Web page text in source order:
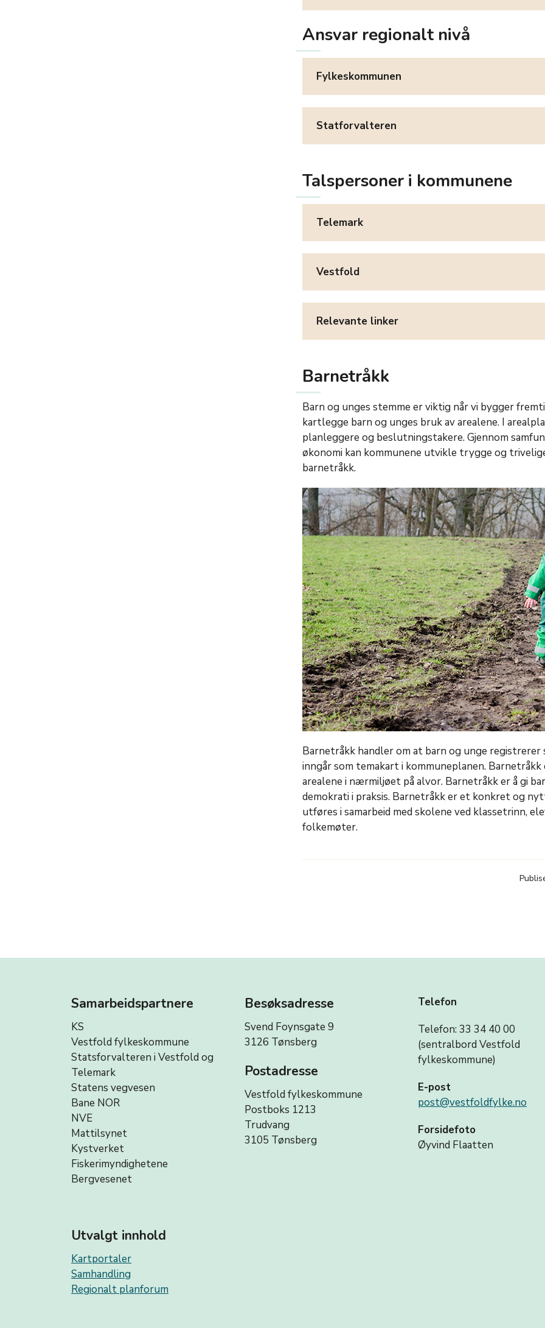
Ansvar regionalt nivå
Fylkeskommunen
Statforvalteren
Talspersoner i kommunene
Telemark
Vestfold
Relevante linker
Barnetråkk
Barn og unges stemme er viktig når vi bygger
kartlegge barn og unges bruk av arealene. I
planleggere og beslutningstakere. Gjennom
økonomi kan kommunene utvikle trygge og
barnetråkk.
Barnetråkk handler om at barn og unge
inngår som temakart i kommuneplanen.
arealene i nærmiljøet på alvor. Barnetråkk er å gi
demokrati i praksis. Barnetråkk er et konkret og
utføres i samarbeid med skolene ved klassetrinn,
folkemøter.
Samarbeidspartnere
KS
Vestfold fylkeskommune
Statsforvalteren i Vestfold og
Telemark
Statens vegvesen
Bane NOR
NVE
Mattilsynet
Kystverket
Fiskerimyndighetene
Bergvesenet
Utvalgt innhold
Kartportaler
Samhandling
Regionalt planforum
Besøksadresse
Svend Foynsgate 9
3126 Tønsberg
Postadresse
Vestfold fylkeskommune
Postboks 1213
Trudvang
3105 Tønsberg
Telefon
Telefon: 33 34 40 00
(sentralbord Vestfold
fylkeskommune)
E-post
post@vestfoldfylke.no
Forsidefoto
Øyvind Flaatten